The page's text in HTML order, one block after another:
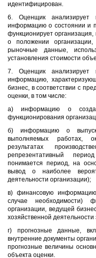
идентифицирован.
6. Оценщик анализирует
информацию о состоянии и
функционирует
о положении
рыночные данные,
установления стоимости
7. Оценщик анализирует
информацию,
бизнес, в соответствии с
оценки, в том числе:
а) информацию о
функционирования
б) информацию о
выполняемых работах,
результатах
репрезентативный
понимается период, на
вывод о наиболее
деятельности организации);
в) финансовую
случае необходимости)
организации, ведущей
хозяйственной
г) прогнозные данные,
внутренние документы
прогнозные величины
объекта оценки.